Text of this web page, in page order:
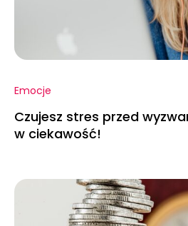
Emocje
Czujesz stres przed
w ciekawość!